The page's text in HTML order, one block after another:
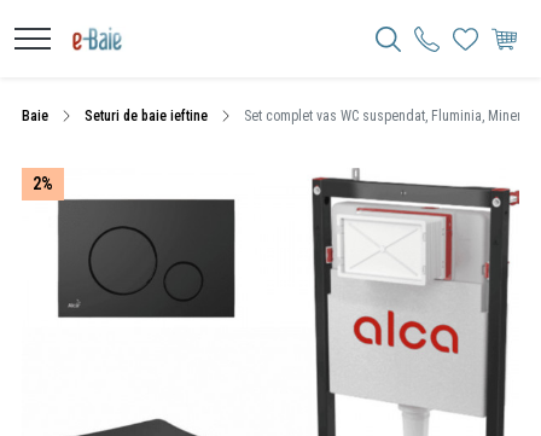
Baie Seturi de baie ieftine Set complet vas WC suspendat, Fluminia,
2%